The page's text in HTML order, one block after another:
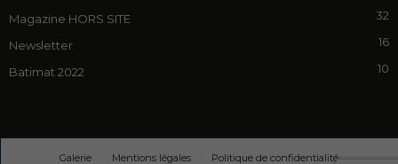
Magazine HORS SITE 32
Newsletter 16
Batimat 2022 10
Galerie Mentions légales Politique de confidentialité